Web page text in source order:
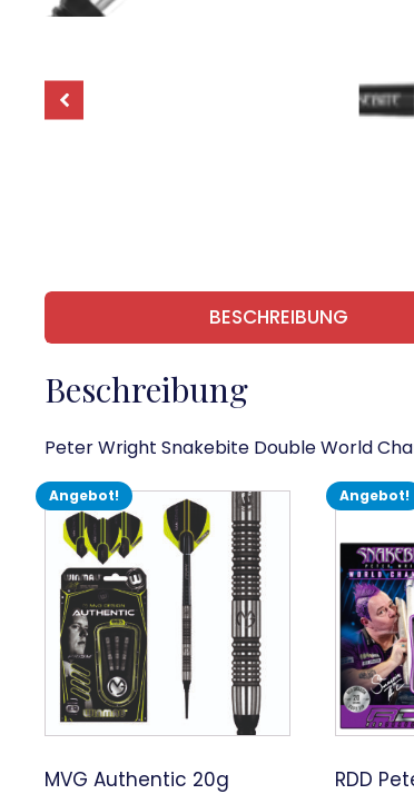
BESCHREIBUNG
Beschreibung
Peter Wright Snakebite Double World
Angebot!
MVG Authentic 20g
Angebot!
RDD